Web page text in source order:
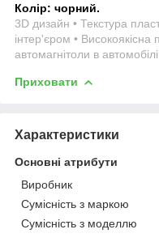
Колір: чорний.
3D дизайн • Текстура
інтер'єром •
автомагнітоли в автомобілі
Приховати
Характеристики
Основні атрибути
Виробник
Сумісність з маркою
Сумісність з моделлю